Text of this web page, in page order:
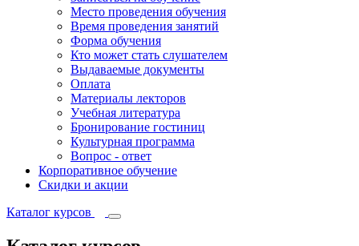
Место проведения обучения
Время проведения занятий
Форма обучения
Кто может стать слушателем
Выдаваемые документы
Оплата
Материалы лекторов
Учебная литература
Бронирование гостиниц
Культурная программа
Вопрос - ответ
Корпоративное обучение
Скидки и акции
Каталог курсов